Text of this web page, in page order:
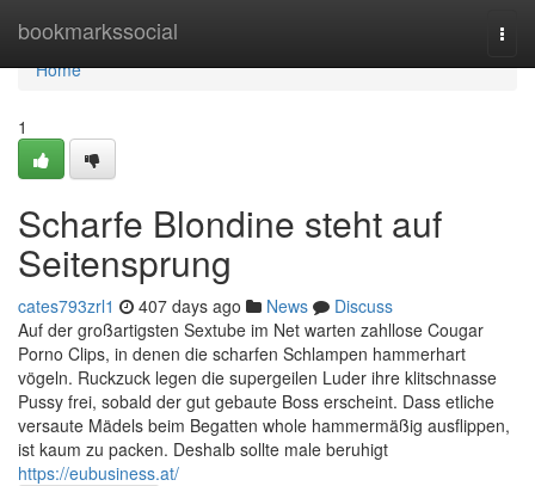
bookmarkssocial
Home
Home
1
Scharfe Blondine steht auf
Seitensprung
cates793zrl1 407 days ago News
Discuss
Auf der großartigsten Sextube im Net warten zahllose Cougar
Porno Clips, in denen die scharfen Schlampen hammerhart
vögeln. Ruckzuck legen die supergeilen Luder ihre klitschnasse
Pussy frei, sobald der gut gebaute Boss erscheint. Dass etliche
versaute Mädels beim Begatten whole hammermäßig ausflippen,
ist kaum zu packen. Deshalb sollte male beruhigt
https://eubusiness.at/